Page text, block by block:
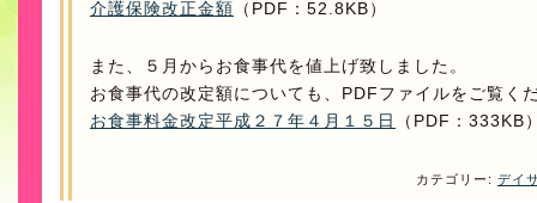
介護保険改正金額 （PDF：52.8KB）
また、５月からお食事代を値上げ致しました。
お食事代の改定額についても、PDFファイルをご覧く
お食事料金改定平成２７年４月１５日
（PDF：333KB
カテゴリー: デイ